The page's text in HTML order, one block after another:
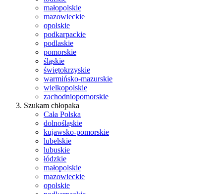
małopolskie
mazowieckie
opolskie
podkarpackie
podlaskie
pomorskie
śląskie
świętokrzyskie
warmińsko-mazurskie
wielkopolskie
zachodniopomorskie
Szukam chłopaka
Cała Polska
dolnośląskie
kujawsko-pomorskie
lubelskie
lubuskie
łódzkie
małopolskie
mazowieckie
opolskie